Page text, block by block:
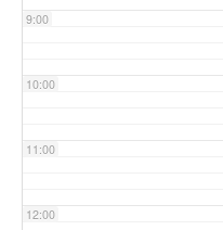
9:00
10:00
11:00
12:00